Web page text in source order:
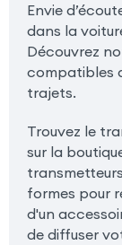
Envie
dans la
Découvrez
compatibles
trajets.
Trouvez le
sur la
formes pour
d'un
de diffuser